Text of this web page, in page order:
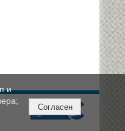
и
Согласен